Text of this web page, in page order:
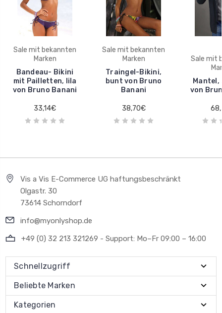
Sale mit bekannten
Marken
Bandeau- Bikini
mit Pailletten, lila
von Bruno Banani
33,14€
Sale mit bekannten
Marken
Traingel-Bikini,
bunt von Bruno
Banani
38,70€
Sale mit
Mantel,
von
Vis a Vis E-Commerce UG haftungsbeschränkt
Olgastr. 30
73614 Schorndorf
info@myonlyshop.de
+49 (0) 32 213 321269 - Support: Mo–Fr 09:00 – 16:00
Schnellzugriff
Beliebte Marken
Kategorien